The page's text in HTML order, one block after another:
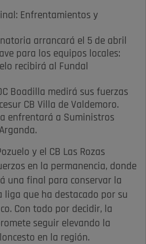
Enfrentamientos y
arrancará el 5 de abril
para los equipos locales:
recibirá al Fundal
Boadilla medirá sus fuerzas
CB Villa de Valdemoro.
enfrentará a Suministros
y el CB Las Rozas
en la permanencia, donde
una final para conservar la
liga que ha destacado por su
Con todo por decidir, la
seguir elevando la
en la región.